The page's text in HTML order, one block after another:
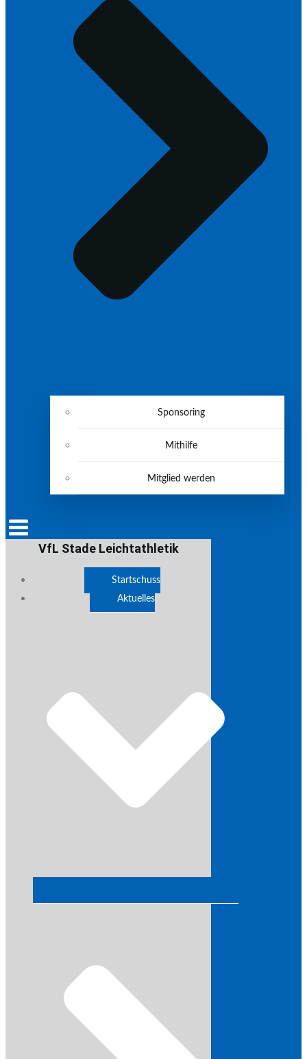
Sponsoring
Mithilfe
Mitglied werden
VfL Stade Leichtathletik
Startschuss
Aktuelles